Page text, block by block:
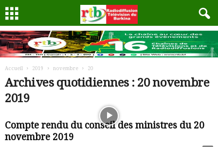
Accueil 2019 novembre 20
Archives quotidiennes : 20 novembre
2019
Compte rendu du conseil des ministres du 20
novembre 2019